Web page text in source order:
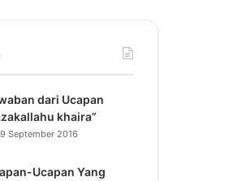
dari Ucapan
khaira”
September 2016
Ucapan Yang